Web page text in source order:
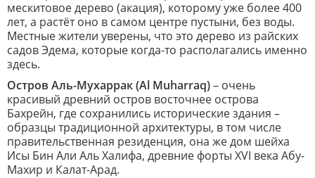
мескитовое дерево (акация), которому уже более 400
лет, а растёт оно в самом центре пустыни, без воды.
Местные жители уверены, что это дерево из райских
садов Эдема, которые когда-то располагались именно
здесь.
Остров Аль-Мухаррак (Al Muharraq)– очень
красивый древний остров восточнее острова
Бахрейн, где сохранились исторические здания –
образцы традиционной архитектуры, в том числе
правительственная резиденция, она же дом шейха
Исы Бин Али Аль Халифа, древние форты XVI века Абу-
Махир и Калат-Арад.